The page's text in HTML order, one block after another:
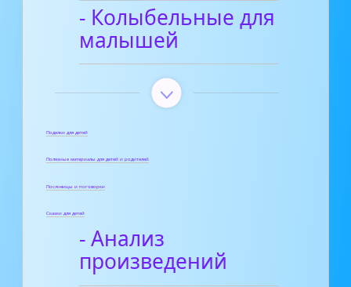
- Колыбельные для
малышей
Поделки для детей
Полезные материалы для детей и родителей
Пословицы и поговорки
Сказки для детей
- Анализ
произведений